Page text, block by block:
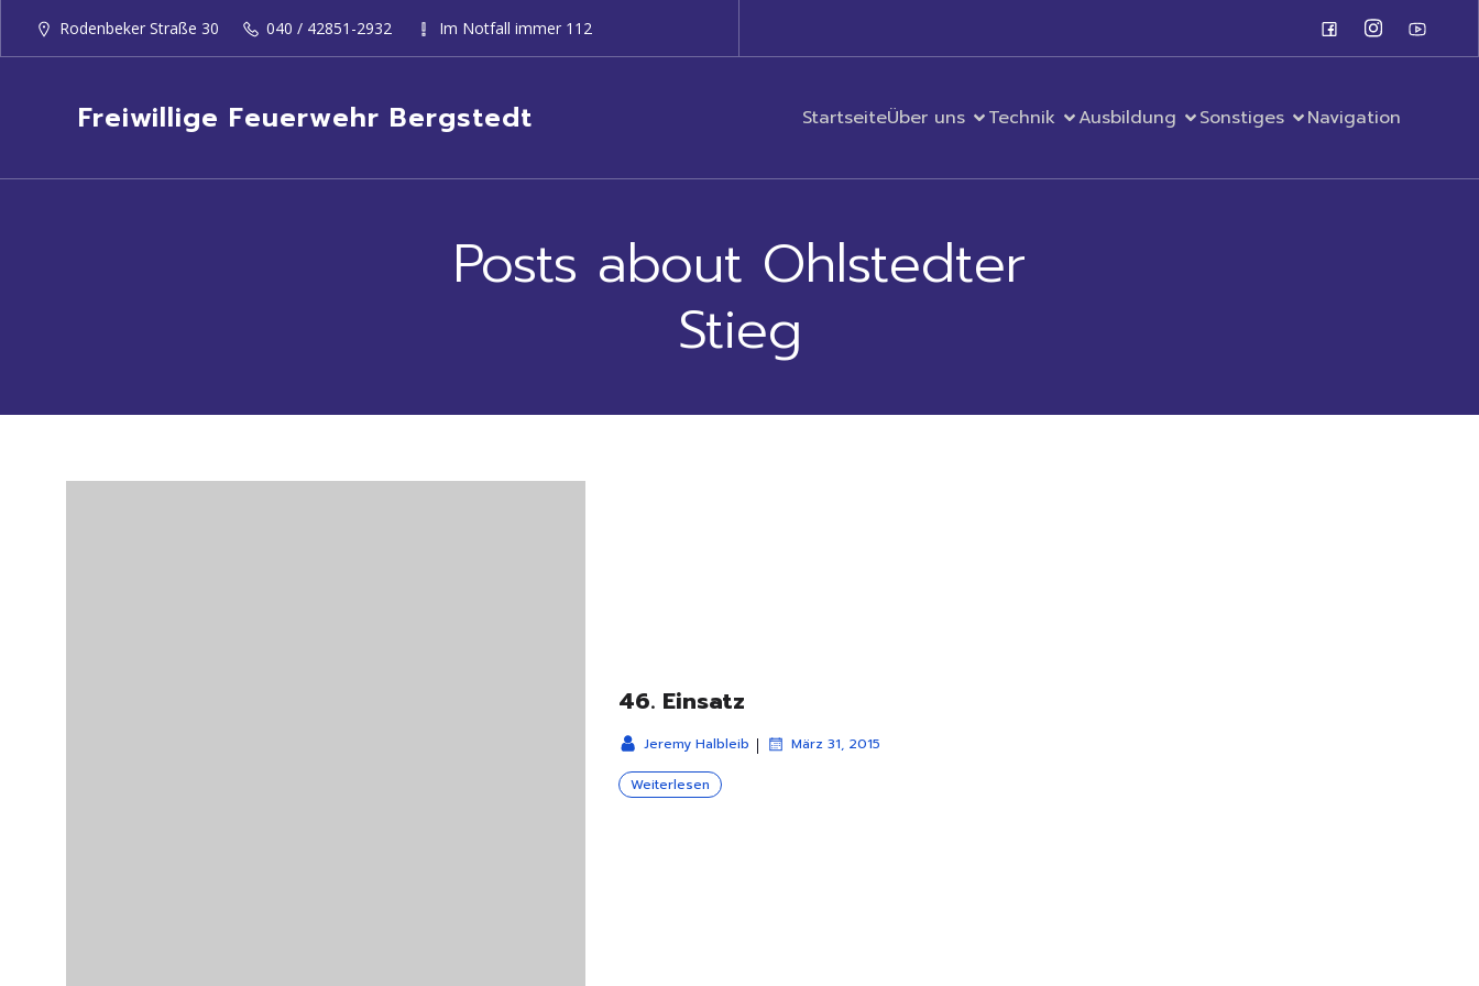
Rodenbeker Straße 30 040 / 42851-2932 Im Notfall immer 112
Freiwillige Feuerwehr Bergstedt StartseiteÜber uns Technik Ausbildung Sonstiges Navigation
Posts about Ohlstedter
Stieg
46. Einsatz
Jeremy Halbleib | März 31, 2015
Weiterlesen